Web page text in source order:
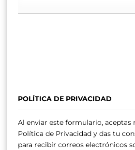
POLÍTICA DE PRIVACIDAD
Al enviar este formulario, aceptas
Política de Privacidad y das tu
para recibir correos electrónicos